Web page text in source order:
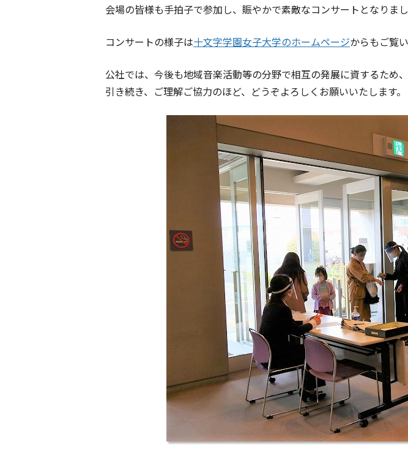
会場の皆様も手拍子で参加し、賑やかで素敵なコンサートとなりまし
コンサートの様子は十文字学園女子大学のホームページからもご覧
公社では、今後も地域音楽活動等の分野で相互の発展に資するため
引き続き、ご理解ご協力のほど、どうぞよろしくお願いいたします。